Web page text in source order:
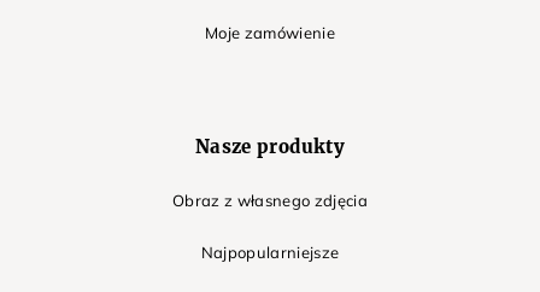
Moje zamówienie
Nasze produkty
Obraz z własnego zdjęcia
Najpopularniejsze